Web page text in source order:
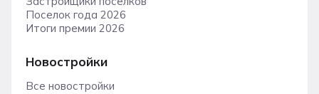
Поселок года 2026
Итоги премии 2026
Новостройки
Все новостройки